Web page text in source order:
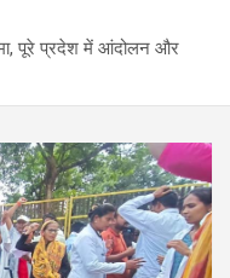
पूरे प्रदेश में आंदोलन और